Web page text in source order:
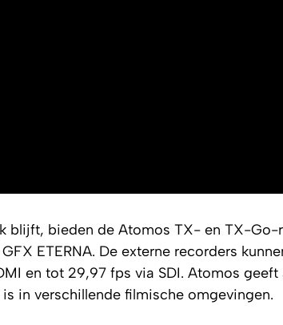
blijft, bieden de Atomos TX- en TX-Go-
ETERNA. De externe recorders
en tot 29,97 fps via SDI. Atomos
in verschillende filmische omgevingen.